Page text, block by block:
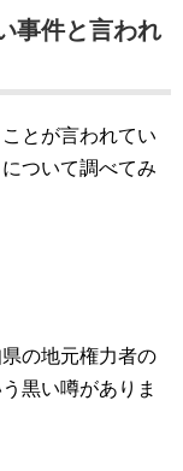
事件と言われ
とが言われてい
ついて調べてみ
の地元権力者の
黒い噂がありま